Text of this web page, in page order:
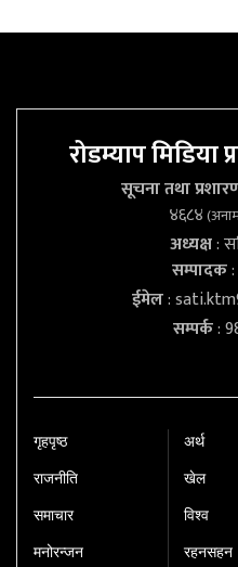
रोडम्याप मिडिया
सूचना तथा
४६८४
अध्यक्ष:
सम्पादक
ईमेल:
सम्पर्क:
गृहपृष्‍ठ
राजनीति
समाचार
मनोरन्जन
अर्थ
खेल
विश्व
रहनसहन